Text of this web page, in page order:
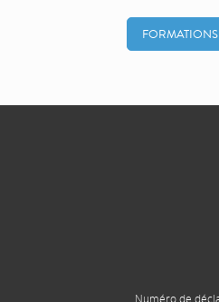
Numéro de